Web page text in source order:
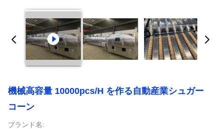
機械高容量 10000pcs/h を作る自動産業シュガー
コーン
ブランド名: